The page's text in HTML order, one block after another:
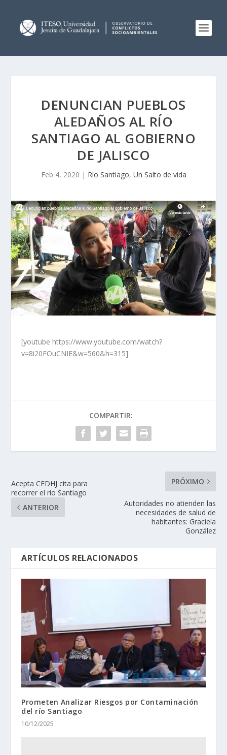
DENUNCIAN PUEBLOS
ALEDAÑOS AL RÍO
SANTIAGO AL GOBIERNO
DE JALISCO
Feb 4, 2020 | Río Santiago, Un Salto de vida
[youtube https://www.youtube.com/watch?
v=8i20FOuCNIE&w=560&h=315]
COMPARTIR:
Acepta CEDHJ cita para
recorrer el río Santiago
ANTERIOR
PRÓXIMO
Autoridades no atienden las
necesidades de salud de
habitantes: Graciela
González
ARTÍCULOS RELACIONADOS
Prometen Analizar Riesgos por Contaminación
del río Santiago
10/12/2025